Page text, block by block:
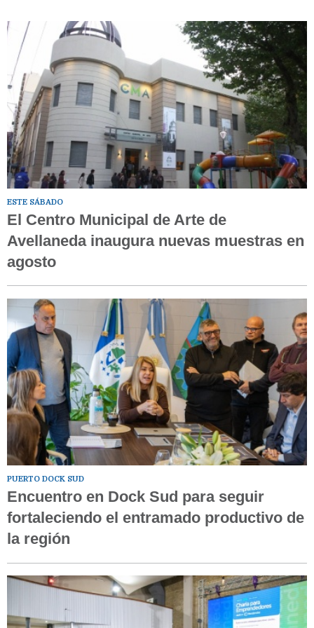
ESTE SÁBADO
El Centro Municipal de Arte de
Avellaneda inaugura nuevas muestras en
agosto
PUERTO DOCK SUD
Encuentro en Dock Sud para seguir
fortaleciendo el entramado productivo de
la región